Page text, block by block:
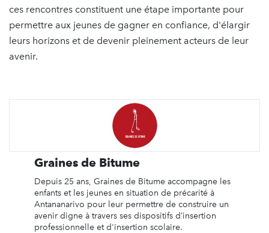
ces rencontres constituent une étape importante pour
permettre aux jeunes de gagner en confiance, d'élargir
leurs horizons et de devenir pleinement acteurs de leur
avenir.
Graines de Bitume
Depuis 25 ans, Graines de Bitume accompagne les
enfants et les jeunes en situation de précarité à
Antananarivo pour leur permettre de construire un
avenir digne à travers ses dispositifs d’insertion
professionnelle et d'insertion scolaire.